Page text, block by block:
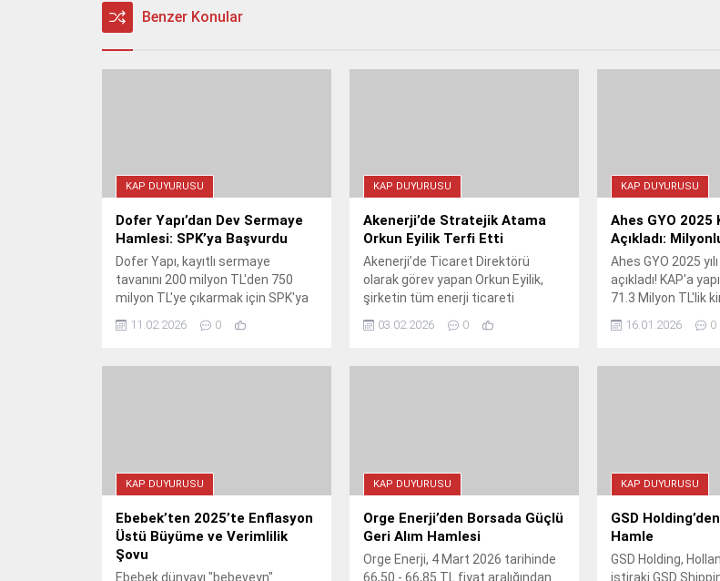
Benzer Konular
KAP DUYURUSU
Dofer Yapı’dan Dev Sermaye
Hamlesi: SPK’ya Başvurdu
Dofer Yapı, kayıtlı sermaye
tavanını 200 milyon TL'den 750
milyon TL'ye çıkarmak için SPK'ya
başvurdu. 2026-2030 yıllarını
kapsayacak olan bu hamle,
doğrultusunda atıldı.
11.02.2026 0
KAP DUYURUSU
Akenerji’de Stratejik Atama
Orkun Eyilik Terfi Etti
Akenerji’de Ticaret Direktörü
olarak görev yapan Orkun Eyilik,
şirketin tüm enerji ticareti
fonksiyonlarından sorumlu Ticaret
Genel Müdür Yardımcısı olarak
hamle, şirketin piyasadaki gücünü
03.02.2026 0
KAP DUYURUSU
Ahes GYO 2025
Açıkladı:
Ahes GYO 2025
açıkladı! KAP'a
71.3 Milyon TL'lik
toplamda 150
işlem hacmi dikkat
16.01.2026 0
KAP DUYURUSU
Ebebek’ten 2025’te Enflasyon
Üstü Büyüme ve Verimlilik
Şovu
Ebebek dünyayı "bebeveyn"
KAP DUYURUSU
Orge Enerji’den Borsada Güçlü
Geri Alım Hamlesi
Orge Enerji, 4 Mart 2026 tarihinde
66,50 - 66,85 TL fiyat aralığından
KAP DUYURUSU
GSD
Hamle
GSD Holding,
iştiraki GSD